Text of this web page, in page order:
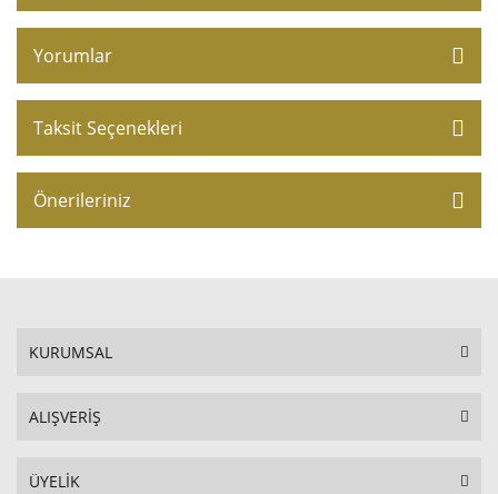
Yorumlar
Taksit Seçenekleri
Önerileriniz
KURUMSAL
ALIŞVERİŞ
ÜYELİK